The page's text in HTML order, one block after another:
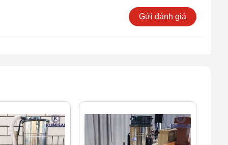
Gửi đánh giá